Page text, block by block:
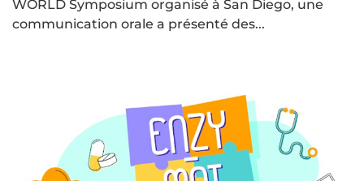
WORLD Symposium organisé à San Diego, une
communication orale a présenté des...